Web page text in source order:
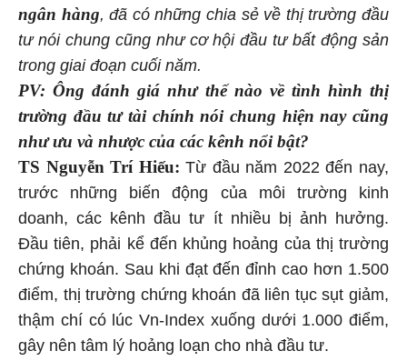
ngân hàng, đã có những chia sẻ về thị trường đầu
tư nói chung cũng như cơ hội đầu tư bất động sản
trong giai đoạn cuối năm.
PV: Ông đánh giá như thế nào về tình hình thị
trường đầu tư tài chính nói chung hiện nay cũng
như ưu và nhược của các kênh nổi bật?
TS Nguyễn Trí Hiếu:Từ đầu năm 2022 đến nay,
trước những biến động của môi trường kinh
doanh, các kênh đầu tư ít nhiều bị ảnh hưởng.
Đầu tiên, phải kể đến khủng hoảng của thị trường
chứng khoán. Sau khi đạt đến đỉnh cao hơn 1.500
điểm, thị trường chứng khoán đã liên tục sụt giảm,
thậm chí có lúc Vn-Index xuống dưới 1.000 điểm,
gây nên tâm lý hoảng loạn cho nhà đầu tư.